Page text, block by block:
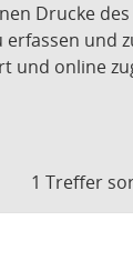
Drucke
und
und online
1 Treffer